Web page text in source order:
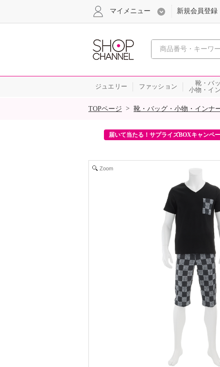
心おどる、瞬
マイメニュー 新規会員登録
ジュエリー ファッション
靴・バ
小物・イ
SALE
TOPページ > 靴・バッグ・小物・インナ
届いて当たる！サプライズBOXキャンペ
Zoom